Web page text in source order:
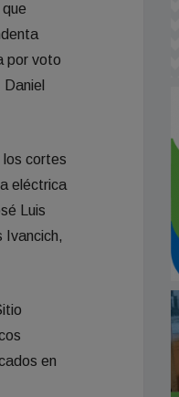
por voto
los cortes
eléctrica
Luis
Ivancich,
en